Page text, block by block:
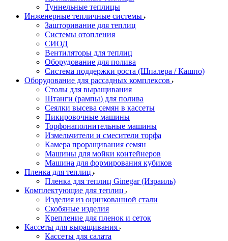
Туннельные теплицы
Инженерные тепличные системы
Зашторивание для теплиц
Системы отопления
СИОД
Вентиляторы для теплиц
Оборудование для полива
Система поддержки роста (Шпалера / Кашпо)
Оборудование для рассадных комплексов
Столы для выращивания
Штанги (рампы) для полива
Сеялки высева семян в кассеты
Пикировочные машины
Торфонаполнительные машины
Измельчители и смесители торфа
Камера проращивания семян
Машины для мойки контейнеров
Машина для формирования кубиков
Пленка для теплиц
Пленка для теплиц Ginegar (Израиль)
Комплектующие для теплиц
Изделия из оцинкованной стали
Скобяные изделия
Крепление для пленок и сеток
Кассеты для выращивания
Кассеты для салата